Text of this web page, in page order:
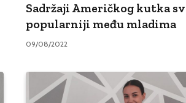
Sadržaji Američkog kutka
popularniji među mladima
09/08/2022